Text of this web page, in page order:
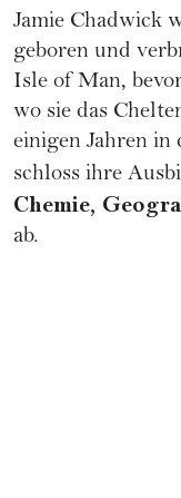
Jamie Chadwick
geboren und
Isle of Man,
wo sie das
einigen Jahren
schloss ihre
Chemie,
ab.